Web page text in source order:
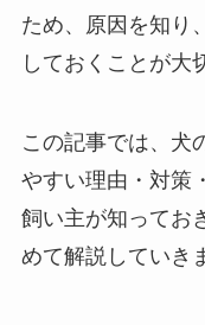
ため、原因を知り
しておくことが大
この記事では、犬
やすい理由・対策
飼い主が知ってお
めて解説していき